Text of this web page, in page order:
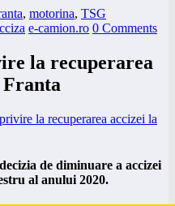
, motorina, TSG
e-camion.ro 0 Comments
la recuperarea
de diminuare a accizei
al anului 2020.